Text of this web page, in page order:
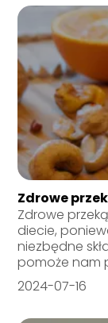
Zdrowe
Zdrowe
diecie,
niezbędne
pomoże nam
2024-07-16